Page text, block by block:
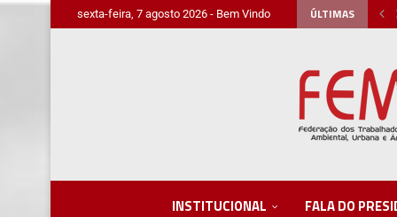
sexta-feira, 7 agosto 2026 - Bem Vindo ÚLTIMAS
INSTITUCIONAL FALA DO